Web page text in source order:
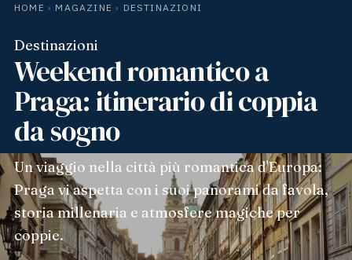
HOME › MAGAZINE › DESTINAZIONI
Destinazioni
Weekend romantico a
Praga: itinerario di coppia
da sogno
Un viaggio nella città più romantica d'Europa:
Praga vi aspetta con i suoi panorami da favola,
storia millenaria e atmosfere magiche per
coppie.